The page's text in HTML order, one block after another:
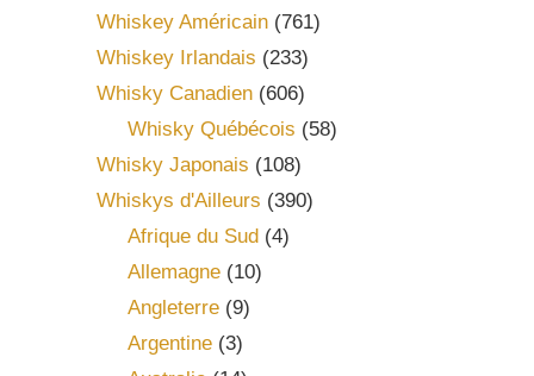
Whiskey Américain (761)
Whiskey Irlandais (233)
Whisky Canadien (606)
Whisky Québécois (58)
Whisky Japonais (108)
Whiskys d'Ailleurs (390)
Afrique du Sud (4)
Allemagne(10)
Angleterre(9)
Argentine(3)